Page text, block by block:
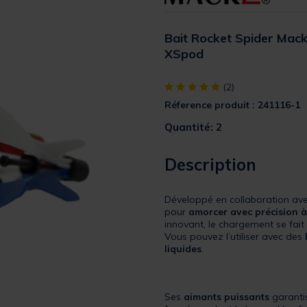
Bait Rocket Spider
XSpod
[object Object] out of 5
(2)
Réference produit : 241116-1
Quantité: 2
Description
Développé en collaboration
pour amorcer avec précision
innovant, le chargement se
Vous pouvez l’utiliser avec des
liquides.
Ses aimants puissants